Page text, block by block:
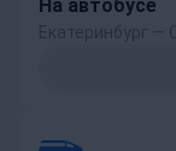
На автобусе